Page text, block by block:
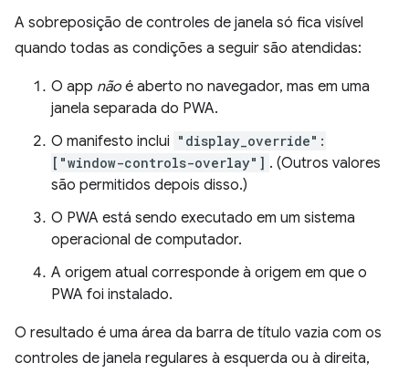
A sobreposição de controles de janela só fica visível
quando todas as condições a seguir são atendidas:
O app não é aberto no navegador, mas em uma
janela separada do PWA.
O manifesto inclui "display_override":
["window-controls-overlay"] . (Outros valores
são permitidos depois disso.)
O PWA está sendo executado em um sistema
operacional de computador.
A origem atual corresponde à origem em que o
PWA foi instalado.
O resultado é uma área da barra de título vazia com os
controles de janela regulares à esquerda ou à direita,